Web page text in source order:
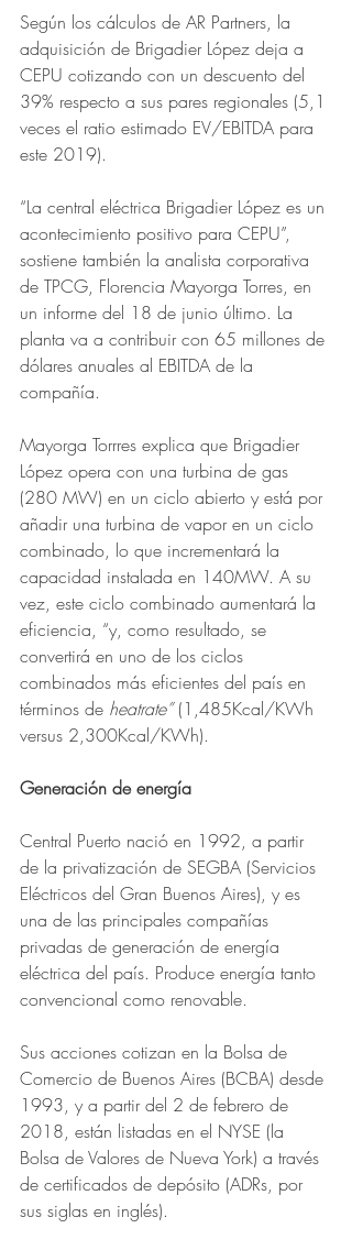
Según los cálculos de AR Partners, la
adquisición de Brigadier López deja a
CEPU cotizando con un descuento del
39% respecto a sus pares regionales (5,1
veces el ratio estimado EV/EBITDA para
este 2019).
“La central eléctrica Brigadier López es un
acontecimiento positivo para CEPU”,
sostiene también la analista corporativa
de TPCG, Florencia Mayorga Torres, en
un informe del 18 de junio último. La
planta va a contribuir con 65 millones de
dólares anuales al EBITDA de la
compañía.
Mayorga Torrres explica que Brigadier
López opera con una turbina de gas
(280 MW) en un ciclo abierto y está por
añadir una turbina de vapor en un ciclo
combinado, lo que incrementará la
capacidad instalada en 140MW. A su
vez, este ciclo combinado aumentará la
eficiencia, “y, como resultado, se
convertirá en uno de los ciclos
combinados más eficientes del país en
términos de heatrate” (1,485Kcal/KWh
versus 2,300Kcal/KWh).
Generación de energía
Central Puerto nació en 1992, a partir
de la privatización de SEGBA (Servicios
Eléctricos del Gran Buenos Aires), y es
una de las principales compañías
privadas de generación de energía
eléctrica del país. Produce energía tanto
convencional como renovable.
Sus acciones cotizan en la Bolsa de
Comercio de Buenos Aires (BCBA) desde
1993, y a partir del 2 de febrero de
2018, están listadas en el NYSE (la
Bolsa de Valores de Nueva York) a través
de certificados de depósito (ADRs, por
sus siglas en inglés).